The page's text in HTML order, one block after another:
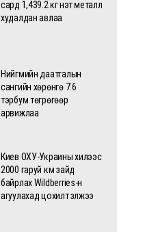
сард 1,439.2 кг үнэт металл
худалдан авлаа
Нийгмийн даатгалын
сангийн хөрөнгө 7.6
тэрбум төгрөгөөр
арвижлаа
Киев ОХУ-Украины хилээс
2000 гаруй км зайд
байрлах Wildberries-н
агуулахад цохилт үзүүлжээ